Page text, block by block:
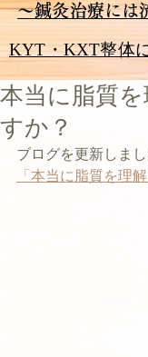
～鍼灸治療には
KYT・KXT整体
本当に脂質
すか？
ブログを更新しまし
「本当に脂質を理